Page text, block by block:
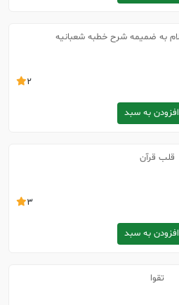
به ضمیمه شرح خطبه شعبانیه
2
افزودن به سبد
قلب قرآن
3
افزودن به سبد
تقوا